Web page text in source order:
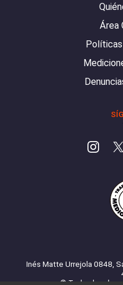
Área
Inés Matte Urrejola 0848,
© Todos los